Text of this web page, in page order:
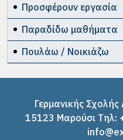
Προσφέρουν εργασία
Παραδίδω μαθήματα
Πουλάω / Νοικιάζω
Γερμανικής
15123 Μαρούσι Tηλ: